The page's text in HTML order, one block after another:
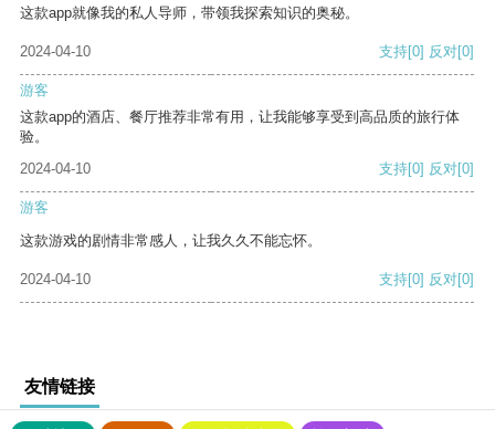
这款app就像我的私人导师，带领我探索知识的奥秘。
2024-04-10 支持[0] 反对[0]
游客
这款app的酒店、餐厅推荐非常有用，让我能够享受到高品质的旅行体
验。
2024-04-10
支持[0] 反对[0]
游客
这款游戏的剧情非常感人，让我久久不能忘怀。
2024-04-10 支持[0] 反对[0]
友情链接